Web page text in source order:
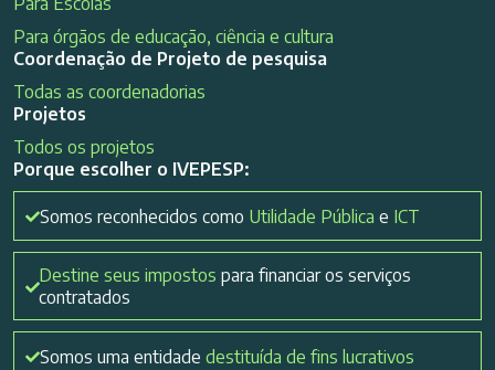
Para órgãos de educação, ciência e cultura
Coordenação de Projeto de pesquisa
Todas as coordenadorias
Projetos
Todos os projetos
Porque escolher o IVEPESP:
Somos reconhecidos como Utilidade Pública e ICT
Destine seus impostos para financiar os serviços
contratados
Somos uma entidade destituída de fins lucrativos